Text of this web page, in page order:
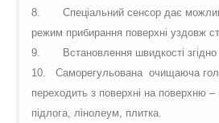
8.
Спеціальний сенсор дає
режим прибирання поверхні уздовж
9.
Встановлення швидкості
10.
Саморегульована очищаюча
переходить з поверхні на поверхню
підлога, лінолеум, плитка.